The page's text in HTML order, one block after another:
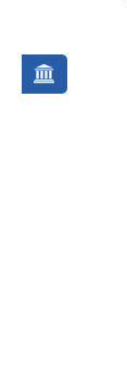
Bildergalerie